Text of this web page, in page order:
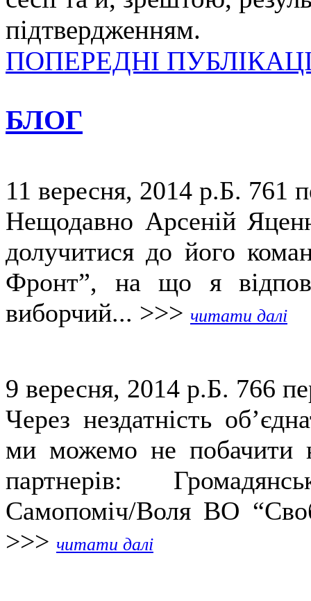
підтвердженням.
ПОПЕРЕДНІ
БЛОГ
11 вересня, 2014 р.Б. 761
Нещодавно Арсеній
долучитися до його
Фронт”, на що я
виборчий... >>> читати далі
9 вересня, 2014 р.Б. 766
Через нездатність
ми можемо не побачити
партнерів:
Самопоміч/Воля ВО
>>> читати далі